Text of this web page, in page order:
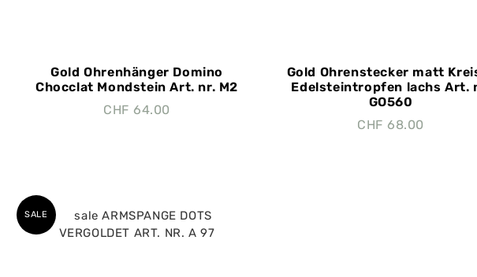
Gold Ohrenhänger Domino
Chocclat Mondstein Art. nr. M2
CHF 64.00
Gold Ohrenstecker matt
Edelsteintropfen lachs Art.
GO560
CHF 68.00
SALE